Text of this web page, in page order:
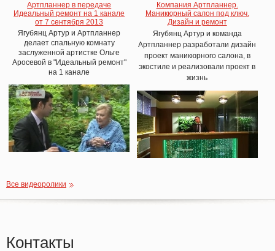
Артпланнер в передаче
Идеальный ремонт на 1 канале
от 7 сентября 2013
Ягубянц Артур и Артпланнер
делает спальную комнату
заслуженной артистке Ольге
Аросевой в "Идеальный ремонт"
на 1 канале
Компания Артпланнер.
Маникюрный салон под ключ.
Дизайн и ремонт
Ягубянц Артур и команда
Артпланнер разработали дизайн
проект маникюрного салона, в
экостиле и реализовали проект в
жизнь
Все видеоролики
Контакты